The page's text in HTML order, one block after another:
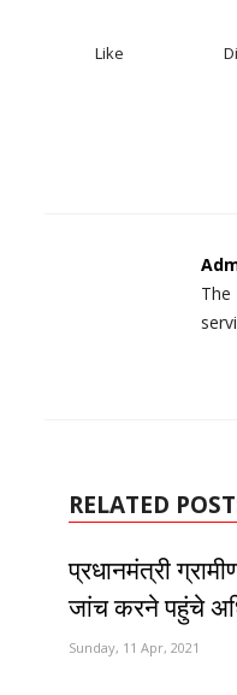
Like
The
RELATED
प्रधानमंत्री
जांच करने पहुंचे
Sunday, 11 Apr, 2021